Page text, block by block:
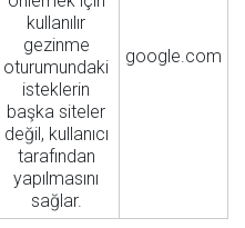
kullanılır
gezinme
oturumundaki
isteklerin
başka siteler
değil, kullanıcı
tarafından
yapılmasını
sağlar.
google.com